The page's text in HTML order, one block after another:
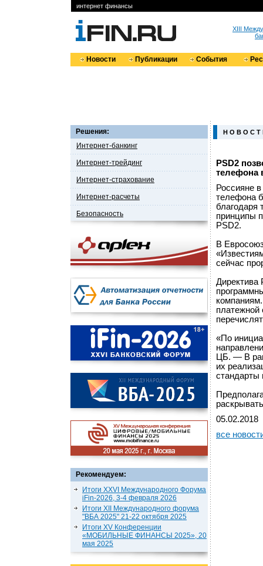
интернет финансы
XIII
Новости Публикации События
Решения:
Интернет-банкинг
Интернет-трейдинг
Интернет-страхование
Интернет-расчеты
Безопасность
Рекомендуем:
Итоги XXVI Международного Форума
iFin-2026, 3-4 февраля 2026
Итоги XII Международного форума
"ВБА 2025" 21-22 октября 2025
Итоги XV Конференции
«МОБИЛЬНЫЕ ФИНАНСЫ 2025», 20
мая 2025
Н О В О С Т
PSD2
телефона
Россияне
телефона
благодаря
принципы
PSD2.
В
сейчас
Директива
платежной
«По
ЦБ. — В
их
стандарты
05.02.2018
все